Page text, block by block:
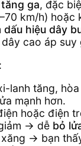
ga, đặc
km/h) hoặc
dấu hiệu dây
cao áp suy
lanh tăng,
mạnh hơn.
hoặc điện
→ dễ bỏ
→ bạn